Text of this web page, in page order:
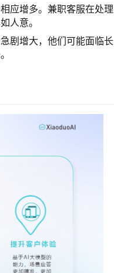
应增多。兼职客服在处理
人意。
剧增大，他们可能面临长